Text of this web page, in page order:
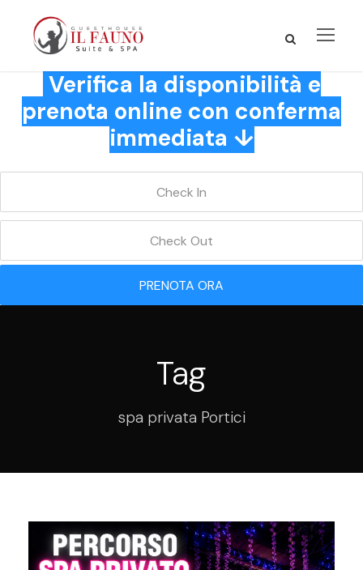
Verifica la disponibilità e
prenota online con conferma
immediata ↓
PRENOTA ORA
Tag
spa privata Portici